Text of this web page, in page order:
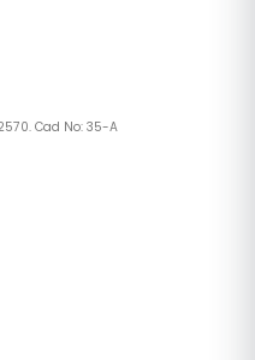
Cad No: 35-A